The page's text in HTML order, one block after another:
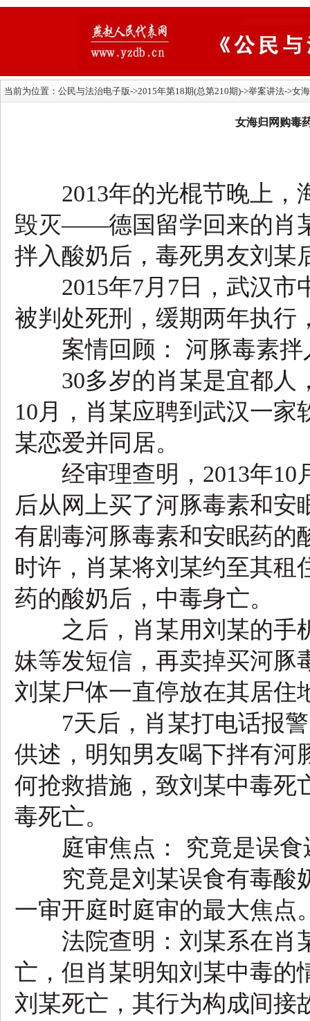
当前为位置： 公民与法治电子版->2015年第18期(总第210期)->举案讲法->女
女海归网购毒
2013年的光棍节晚上，
毁灭——德国留学回来的肖
拌入酸奶后，毒死男友刘某
2015年7月7日，武汉市
被判处死刑，缓期两年执行
案情回顾： 河豚毒素拌
30多岁的肖某是宜都人
10月，肖某应聘到武汉一家
某恋爱并同居。
经审理查明，2013年10
后从网上买了河豚毒素和安
有剧毒河豚毒素和安眠药的
时许，肖某将刘某约至其租
药的酸奶后，中毒身亡。
之后，肖某用刘某的手
妹等发短信，再卖掉买河豚
刘某尸体一直停放在其居住
7天后，肖某打电话报警
供述，明知男友喝下拌有河
何抢救措施，致刘某中毒死
毒死亡。
庭审焦点： 究竟是误食
究竟是刘某误食有毒酸
一审开庭时庭审的最大焦点
法院查明：刘某系在肖
亡，但肖某明知刘某中毒的
刘某死亡，其行为构成间接